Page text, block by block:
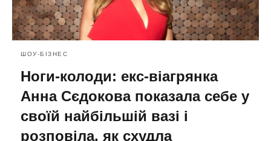
ШОУ-БІЗНЕС
Ноги-колоди: екс-віагрянка
Анна Сєдокова показала себе у
своїй найбільшій вазі і
розповіла, як схудла